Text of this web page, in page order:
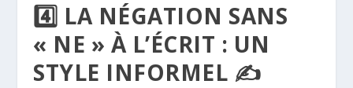
4️⃣ LA NÉGATION SANS
« NE » À L’ÉCRIT : UN
STYLE INFORMEL ✍️